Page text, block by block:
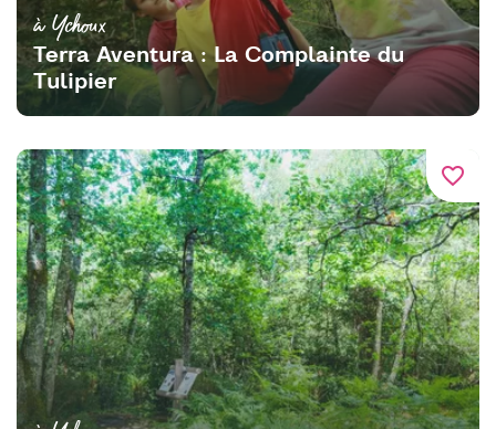
à Ychoux
Terra Aventura : La Complainte du
Tulipier
favorite_border